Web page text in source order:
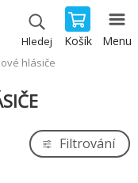
Hledej Košík Menu
hlásiče
Filtrování